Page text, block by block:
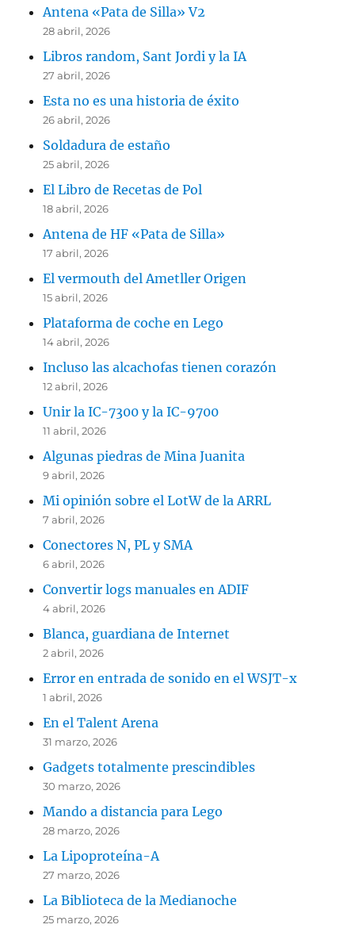
Antena «Pata de Silla» V2
28 abril, 2026
Libros random, Sant Jordi y la IA
27 abril, 2026
Esta no es una historia de éxito
26 abril, 2026
Soldadura de estaño
25 abril, 2026
El Libro de Recetas de Pol
18 abril, 2026
Antena de HF «Pata de Silla»
17 abril, 2026
El vermouth del Ametller Origen
15 abril, 2026
Plataforma de coche en Lego
14 abril, 2026
Incluso las alcachofas tienen corazón
12 abril, 2026
Unir la IC-7300 y la IC-9700
11 abril, 2026
Algunas piedras de Mina Juanita
9 abril, 2026
Mi opinión sobre el LotW de la ARRL
7 abril, 2026
Conectores N, PL y SMA
6 abril, 2026
Convertir logs manuales en ADIF
4 abril, 2026
Blanca, guardiana de Internet
2 abril, 2026
Error en entrada de sonido en el WSJT-x
1 abril, 2026
En el Talent Arena
31 marzo, 2026
Gadgets totalmente prescindibles
30 marzo, 2026
Mando a distancia para Lego
28 marzo, 2026
La Lipoproteína-A
27 marzo, 2026
La Biblioteca de la Medianoche
25 marzo, 2026